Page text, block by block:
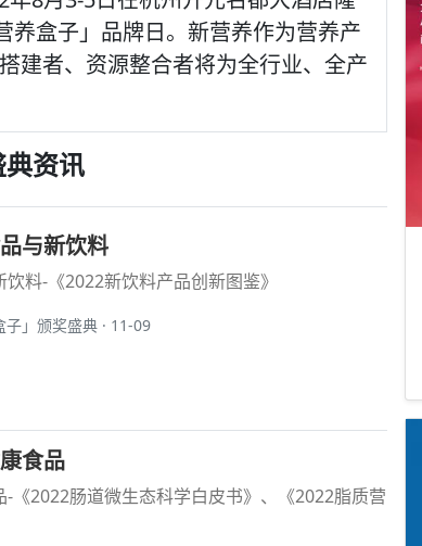
养盒子」品牌日。新营养作为营养产
建者、资源整合者将为全行业、全产
资讯
与新饮料
料-《2022新饮料产品创新图鉴》
」颁奖盛典 · 11-09
食品
《2022肠道微生态科学白皮书》、《2022脂质营